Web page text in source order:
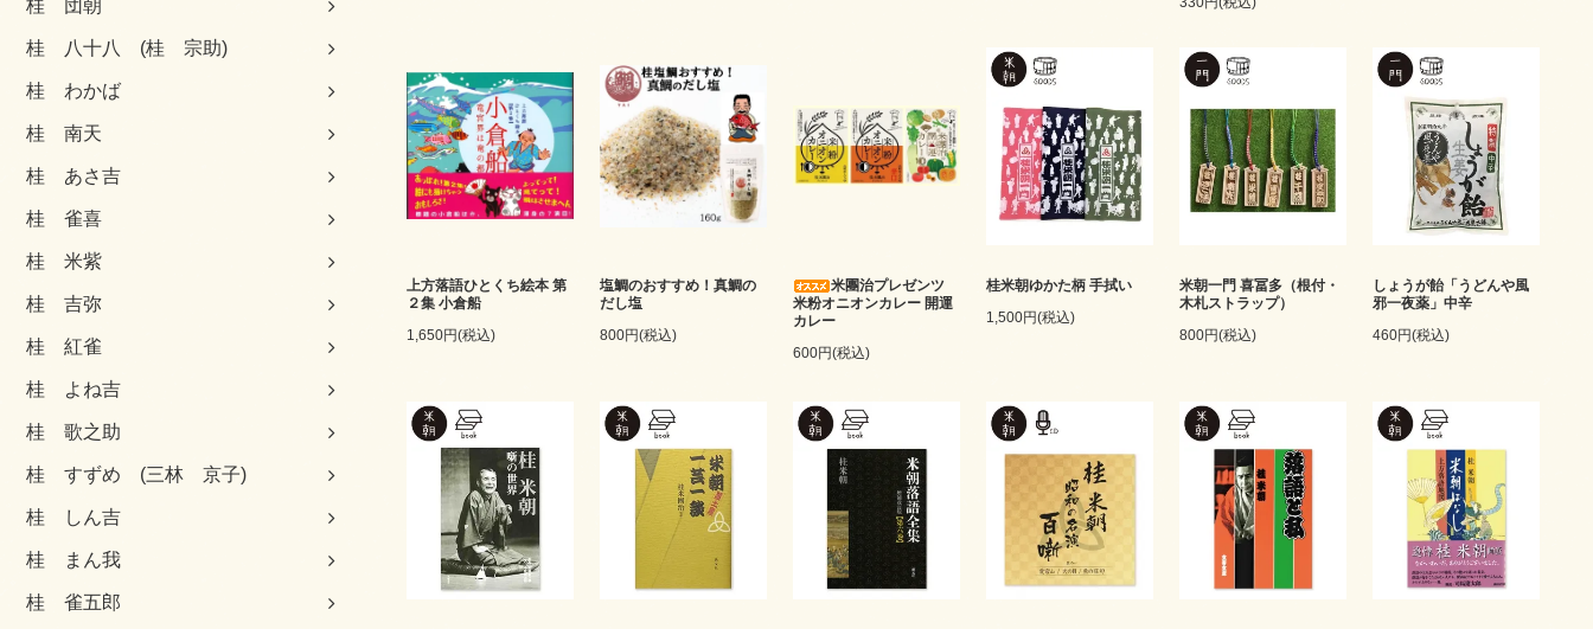
桂 団朝
桂 八十八 (桂 宗助)
桂 わかば
桂 南天
桂 あさ吉
桂 雀喜
桂 米紫
桂 吉弥
桂 紅雀
桂 よね吉
桂 歌之助
桂 すずめ (三林 京子)
桂 しん吉
桂 まん我
桂 雀五郎
上方落語ひとくち絵本 第
２集 小倉船
1,650円(税込)
塩鯛のおすすめ！真鯛の
だし塩
800円(税込)
米團治プレゼンツ
米粉オニオンカレー 開運
カレー
600円(税込)
桂米朝ゆかた柄 手拭い
1,500円(税込)
米朝一門 喜冨多（根付・
木札ストラップ）
800円(税込)
しょうが飴「うどんや風
邪一夜薬」中辛
460円(税込)